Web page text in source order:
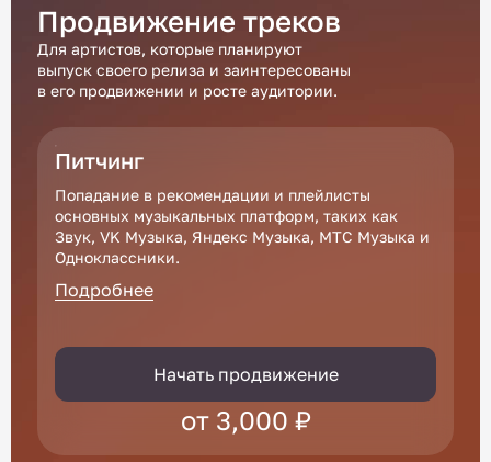
Продвижение треков
Для артистов, которые планируют
выпуск своего релиза и заинтересованы
в его продвижении и росте аудитории.
Питчинг
Попадание в рекомендации и плейлисты
основных музыкальных платформ, таких как
Звук, VK Музыка, Яндекс Музыка, МТС Музыка и
Одноклассники.
Подробнее
Начать продвижение
от 3,000 ₽